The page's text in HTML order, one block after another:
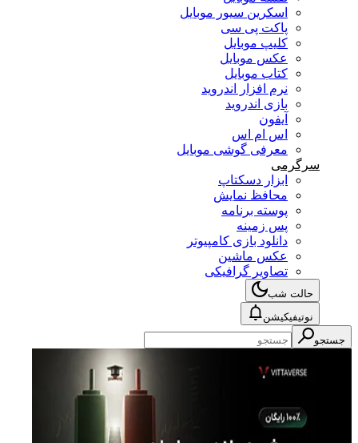
اسکرین سیور موبایل
پاکت پی سی
کلیپ موبایل
عکس موبایل
کتاب موبایل
نرم افزار اندروید
بازی اندروید
آیفون
اس ام اس
معرفی گوشی موبایل
سرگرمی
ابزار دسکتاپ
محافظ نمایش
پوسته برنامه
پس زمینه
دانلود بازی کامپیوتر
عکس ماشین
تصاویر گرافیکی
حالت شب
نوتیفیکیشن
جستجو